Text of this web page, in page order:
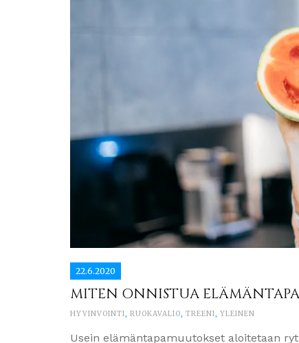
22.6.2020
MITEN ONNISTUA
HYVINVOINTI, RUOKAVALIO, TREENI, YLEINEN
Usein elämäntapamuutokset aloitetaan